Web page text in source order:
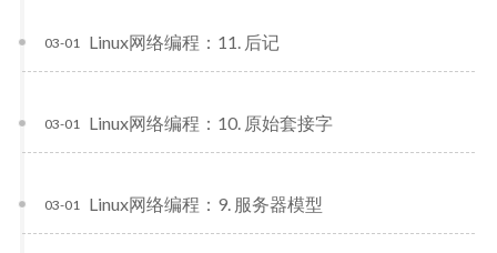
Linux网络编程：11. 后记
03-01
Linux网络编程：10. 原始套接字
03-01
Linux网络编程：9. 服务器模型
03-01